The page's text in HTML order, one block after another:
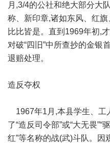
月,3/4的公社和绝大部分大
称、新印章,诸如东风、红
比比皆是。直到1969年初,
对破“四旧”中所查抄的金银
退赔处理。
造反夺权
1967年1月,本县学生、工
了“造反司令部”或“大无畏”“
红”等名称的战(武)斗队。因